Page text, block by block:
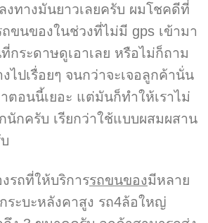
งทางมันยาวเลยครับ ผมโชคดีที่
ถขนของในช่วงที่ไม่มี gps เข้ามา
กระดาษดูเอาเลย หรือไม่ก็ถาม
ไปเรื่อยๆ จนกว่าจะเจอลูกค้านั่น
ตอนนี้เยอะ แต่มันก็ทำให้เราไม่
นักครับ เรียกว่าใช้แบบผสมผสาน
ที่ให้บริการรถขนของมีหลาย
ระบะหลังคาสูง รถ4ล้อใหญ่